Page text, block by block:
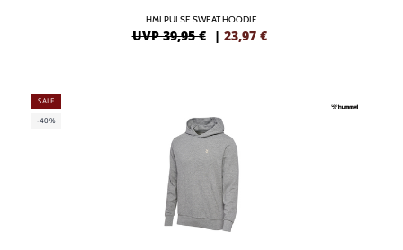
HMLPULSE SWEAT HOODIE
UVP 39,95 € | 23,97 €
SALE
-40%